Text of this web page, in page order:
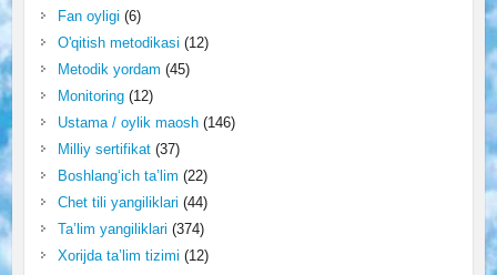
Fan oyligi (6)
O'qitish metodikasi (12)
Metodik yordam (45)
Monitoring(12)
Ustama / oylik maosh(146)
Milliy sertifikat(37)
Boshlang‘ich ta’lim (22)
Chet tili yangiliklari (44)
Ta’lim yangiliklari (374)
Xorijda ta’lim tizimi (12)